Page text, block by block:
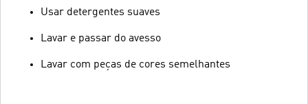
Usar detergentes suaves
Lavar e passar do avesso
Lavar com peças de cores semelhantes